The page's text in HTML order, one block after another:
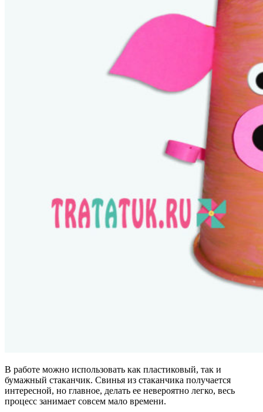
В работе можно использовать как пластиковый, так и
бумажный стаканчик. Свинья из стаканчика получается
интересной, но главное, делать ее невероятно легко, весь
процесс занимает совсем мало времени.